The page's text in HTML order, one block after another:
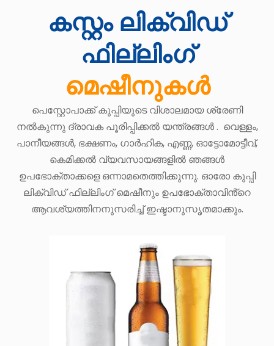
കസ്റ്റം ലിക്വിഡ്
ഫില്ലിംഗ്
മെഷീനുകൾ
പെസ്റ്റോപാക്ക് കുപ്പിയുടെ വിശാലമായ ശ്രേണി
നൽകുന്നു ദ്രാവക പൂരിപ്പിക്കൽ യന്ത്രങ്ങൾ . വെള്ളം,
പാനീയങ്ങൾ, ഭക്ഷണം, ഗാർഹിക, എണ്ണ, ഓട്ടോമോട്ടീവ്,
കെമിക്കൽ വ്യവസായങ്ങളിൽ ഞങ്ങൾ
ഉപഭോക്താക്കളെ ഒന്നാമതെത്തിക്കുന്നു. ഓരോ കുപ്പി
ലിക്വിഡ് ഫില്ലിംഗ് മെഷീനും ഉപഭോക്താവിൻ്റെ
ആവശ്യത്തിനനുസരിച്ച് ഇഷ്ടാനുസൃതമാക്കും.